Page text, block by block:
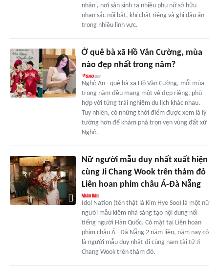
nhân', nơi sản sinh ra nhiều phụ nữ sở hữu
nhan sắc nổi bật, khí chất riêng và ghi dấu ấn
trong nhiều lĩnh vực.
Ở quê bà xã Hồ Văn Cường, mùa
nào đẹp nhất trong năm?
Nghệ An - quê bà xã Hồ Văn Cường, mỗi mùa
trong năm đều mang một vẻ đẹp riêng, phù
hợp với từng trải nghiệm du lịch khác nhau.
Tuy nhiên, có những thời điểm được xem là lý
tưởng hơn để khám phá trọn vẹn vùng đất xứ
Nghệ.
Nữ người mẫu duy nhất xuất hiện
cùng Ji Chang Wook trên thảm đỏ
Liên hoan phim châu Á-Đà Nẵng
Idol Nation (tên thật là Kim Hye Soo) là một nữ
người mẫu kiêm nhà sáng tạo nội dung nổi
tiếng người Hàn Quốc. Có mặt tại Liên hoan
phim châu Á - Đà Nẵng 2 năm liền, năm nay cô
là người mẫu duy nhất đi cùng nam tài tử Ji
Chang Wook trên thảm đỏ.